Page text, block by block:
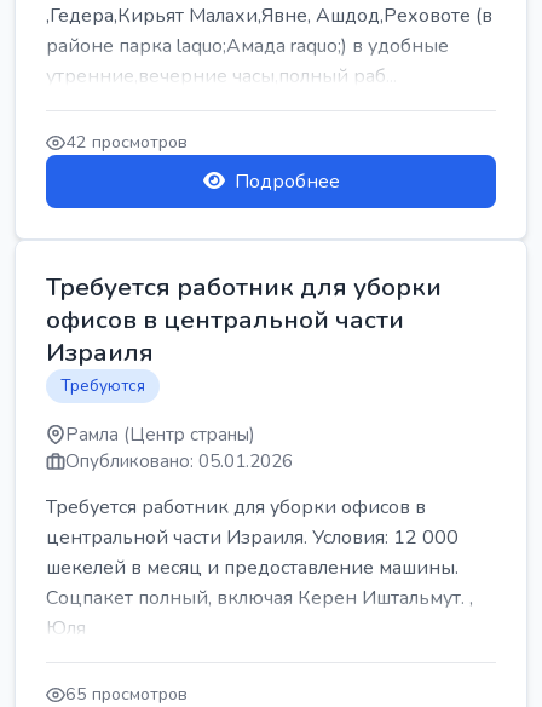
,Гедера,Кирьят Малахи,Явне, Ашдод,Реховоте (в
районе парка laquo;Амада raquo;) в удобные
утренние,вечерние часы,полный раб...
42 просмотров
Подробнее
Требуется работник для уборки
офисов в центральной части
Израиля
Требуются
Рамла (Центр страны)
Опубликовано: 05.01.2026
Требуется работник для уборки офисов в
центральной части Израиля. Условия: 12 000
шекелей в месяц и предоставление машины.
Соцпакет полный, включая Керен Иштальмут. ,
Юля
65 просмотров